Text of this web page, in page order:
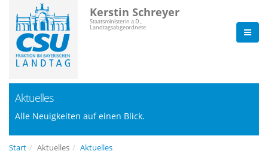
Kerstin Schreyer
Staatsministerin a.D.,
Landtagsabgeordnete
Aktuelles
Alle Neuigkeiten auf einen Blick.
Start Aktuelles Aktuelles